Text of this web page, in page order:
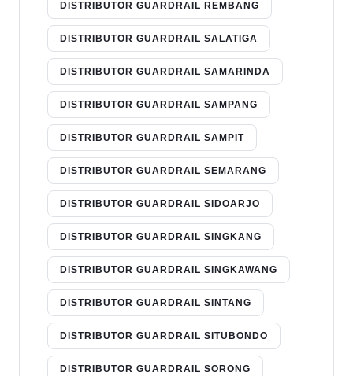
DISTRIBUTOR GUARDRAIL REMBANG
DISTRIBUTOR GUARDRAIL SALATIGA
DISTRIBUTOR GUARDRAIL SAMARINDA
DISTRIBUTOR GUARDRAIL SAMPANG
DISTRIBUTOR GUARDRAIL SAMPIT
DISTRIBUTOR GUARDRAIL SEMARANG
DISTRIBUTOR GUARDRAIL SIDOARJO
DISTRIBUTOR GUARDRAIL SINGKANG
DISTRIBUTOR GUARDRAIL SINGKAWANG
DISTRIBUTOR GUARDRAIL SINTANG
DISTRIBUTOR GUARDRAIL SITUBONDO
DISTRIBUTOR GUARDRAIL SORONG